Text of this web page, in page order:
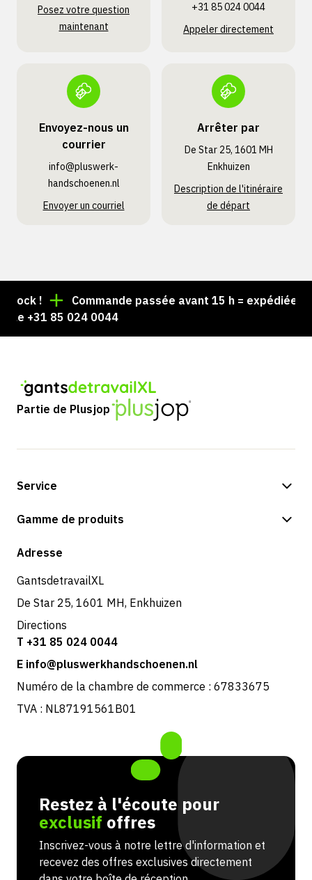
Posez votre question
maintenant
+31 85 024 0044
Appeler directement
Envoyez-nous un
courrier
info@pluswerk­
handschoenen.nl
Envoyer un courriel
Arrêter par
De Star 25, 1601 MH
Enkhuizen
Description de l'itinéraire
de départ
!
Commande passée avant 15 h = expédiée le
le +31 85 024 0044
Partie de Plusjop
Service
Options de paiement
Retours et service
Gamme de produits
Boutique
Adresse
GantsdetravailXL
De Star 25, 1601 MH, Enkhuizen
Directions
T +31 85 024 0044
E info@pluswerkhandschoenen.nl
Numéro de la chambre de commerce : 67833675
TVA : NL87191561B01
Restez à l'écoute pour
exclusif offres
Inscrivez-vous à notre lettre d'information et
recevez des offres exclusives directement